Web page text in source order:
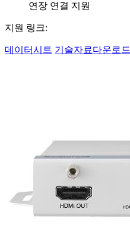
연장 연결 지원
지원 링크:
데이터시트 기술자료다운로드